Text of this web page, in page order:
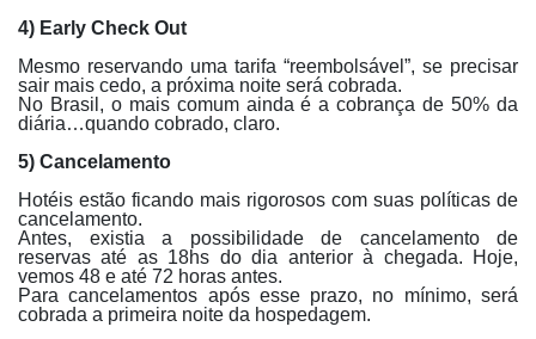
4) Early Check Out
Mesmo reservando uma tarifa “reembolsável”, se precisar
sair mais cedo, a próxima noite será cobrada.
No Brasil, o mais comum ainda é a cobrança de 50% da
diária…quando cobrado, claro.
5) Cancelamento
Hotéis estão ficando mais rigorosos com suas políticas de
cancelamento.
Antes, existia a possibilidade de cancelamento de
reservas até as 18hs do dia anterior à chegada. Hoje,
vemos 48 e até 72 horas antes.
Para cancelamentos após esse prazo, no mínimo, será
cobrada a primeira noite da hospedagem.